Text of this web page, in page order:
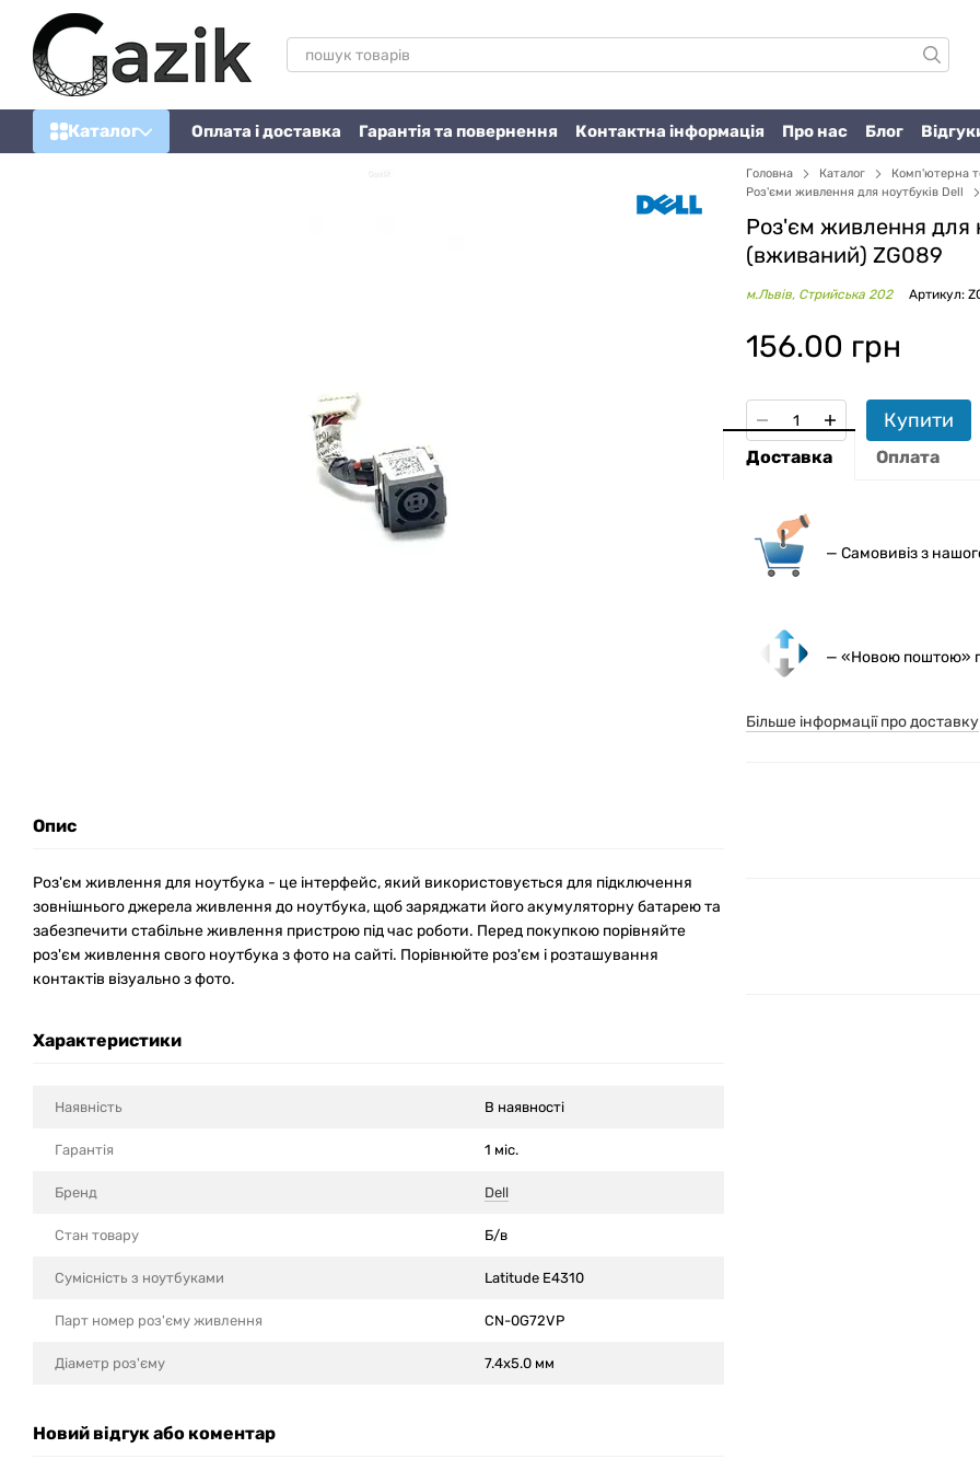
Перейти до основного контенту
Каталог Оплата і доставка Гарантія та повернення Контактна інформація Про нас Блог
Опис
Роз'єм живлення для ноутбука - це інтерфейс, який використовується для підключення
зовнішнього джерела живлення до ноутбука, щоб заряджати його акумуляторну батарею та
забезпечити стабільне живлення пристрою під час роботи. Перед покупкою порівняйте
роз'єм живлення свого ноутбука з фото на сайті. Порівнюйте роз'єм і розташування
контактів візуально з фото.
Характеристики
Наявність В наявності
Гарантія 1 міс.
Бренд Dell
Стан товару Б/в
Сумісність з ноутбуками Latitude E4310
Парт номер роз'єму живлення CN-0G72VP
Діаметр роз'єму 7.4x5.0 мм
Новий відгук або коментар
Головна Каталог
Комп'ютерна
Роз'єми живлення для ноутбуків Dell
Роз'єм живлення для
(вживаний) ZG089
м.Львів, Стрийська 202 Артикул:
156.00 грн
Купити
Доставка Оплата
— Самовивіз з
— «Новою поштою»
Більше інформації про доставку